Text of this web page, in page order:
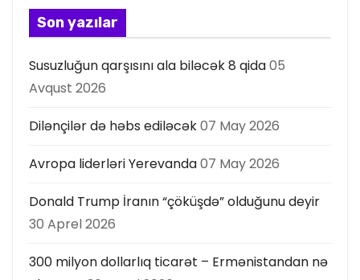
s
ı
Son yazılar
Susuzluğun qarşısını ala biləcək 8 qida05
Avqust 2026
Dilənçilər də həbs ediləcək07 May 2026
Avropa liderləri Yerevanda07 May 2026
Donald Trump İranın “çöküşdə” olduğunu deyir
30 Aprel 2026
300 milyon dollarlıq ticarət – Ermənistandan nə